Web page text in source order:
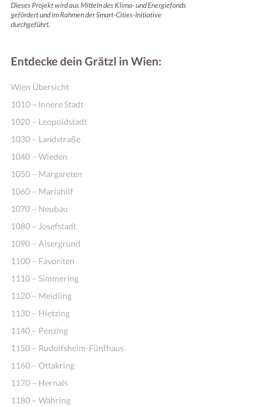
Dieses Projekt wird aus Mitteln des Klima- und Energiefonds
gefördert und im Rahmen der Smart-Cities-Initiative
durchgeführt.
Entdecke dein Grätzl in Wien:
Wien Übersicht
1010 – Innere Stadt
1020 – Leopoldstadt
1030 – Landstraße
1040 – Wieden
1050 – Margareten
1060 – Mariahilf
1070 – Neubau
1080 – Josefstadt
1090 – Alsergrund
1100 – Favoriten
1110 – Simmering
1120 – Meidling
1130 – Hietzing
1140 – Penzing
1150 – Rudolfsheim-Fünfhaus
1160 – Ottakring
1170 – Hernals
1180 – Währing